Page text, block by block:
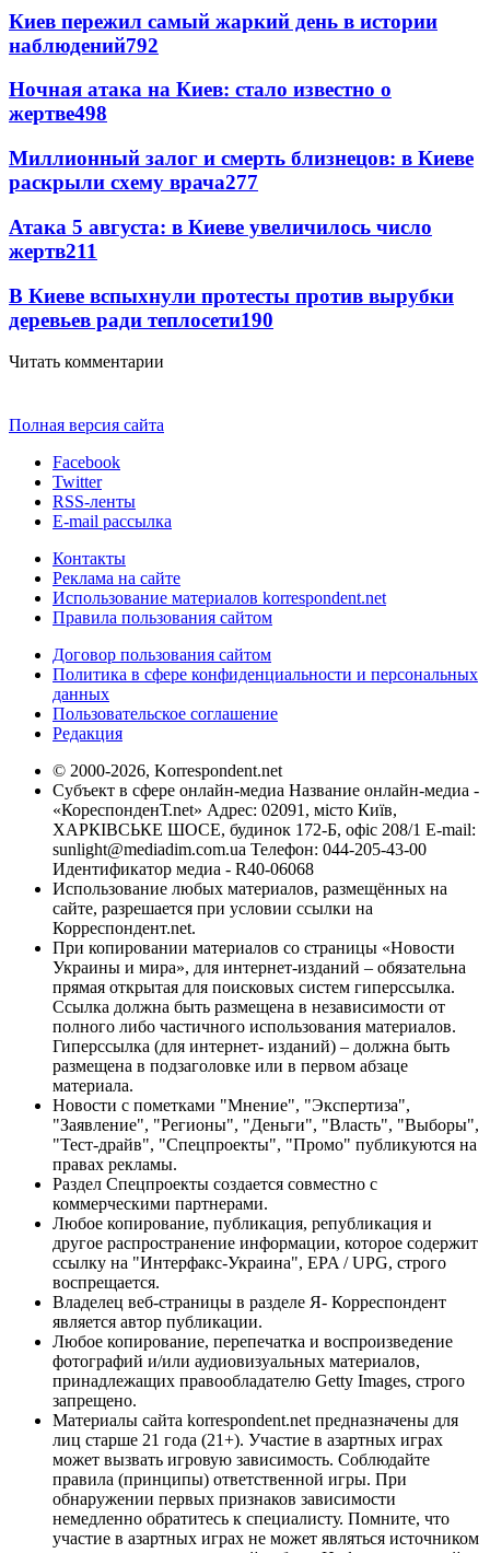
Киев пережил самый жаркий день в истории
наблюдений792
Ночная атака на Киев: стало известно о
жертве498
Миллионный залог и смерть близнецов: в Киеве
раскрыли схему врача277
Атака 5 августа: в Киеве увеличилось число
жертв211
В Киеве вспыхнули протесты против вырубки
деревьев ради теплосети190
Читать комментарии
Полная версия сайта
Facebook
Twitter
RSS-ленты
E-mail рассылка
Контакты
Реклама на сайте
Использование материалов korrespondent.net
Правила пользования сайтом
Договор пользования сайтом
Политика в сфере конфиденциальности и персональных
данных
Пользовательское соглашение
Редакция
© 2000-2026, Korrespondent.net
Субъект в сфере онлайн-медиа Название онлайн-медиа -
«КореспонденТ.net» Адрес: 02091, місто Київ,
ХАРКІВСЬКЕ ШОСЕ, будинок 172-Б, офіс 208/1 E-mail:
sunlight@mediadim.com.ua Телефон: 044-205-43-00
Идентификатор медиа - R40-06068
Использование любых материалов, размещённых на
сайте, разрешается при условии ссылки на
Корреспондент.net.
При копировании материалов со страницы «Новости
Украины и мира», для интернет-изданий – обязательна
прямая открытая для поисковых систем гиперссылка.
Ссылка должна быть размещена в независимости от
полного либо частичного использования материалов.
Гиперссылка (для интернет- изданий) – должна быть
размещена в подзаголовке или в первом абзаце
материала.
Новости с пометками "Мнение", "Экспертиза",
"Заявление", "Регионы", "Деньги", "Власть", "Выборы",
"Тест-драйв", "Спецпроекты", "Промо" публикуются на
правах рекламы.
Раздел Спецпроекты создается совместно с
коммерческими партнерами.
Любое копирование, публикация, републикация и
другое распространение информации, которое содержит
ссылку на "Интерфакс-Украина", EPA / UPG, строго
воспрещается.
Владелец веб-страницы в разделе Я- Корреспондент
является автор публикации.
Любое копирование, перепечатка и воспроизведение
фотографий и/или аудиовизуальных материалов,
принадлежащих правообладателю Getty Images, строго
запрещено.
Материалы сайта korrespondent.net предназначены для
лиц старше 21 года (21+). Участие в азартных играх
может вызвать игровую зависимость. Соблюдайте
правила (принципы) ответственной игры. При
обнаружении первых признаков зависимости
немедленно обратитесь к специалисту. Помните, что
участие в азартных играх не может являться источником